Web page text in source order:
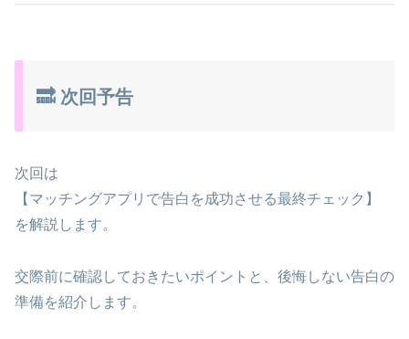
🔜 次回予告
次回は
【マッチングアプリで告白を成功させる最終チェック】
を解説します。
交際前に確認しておきたいポイントと、後悔しない告白の
準備を紹介します。